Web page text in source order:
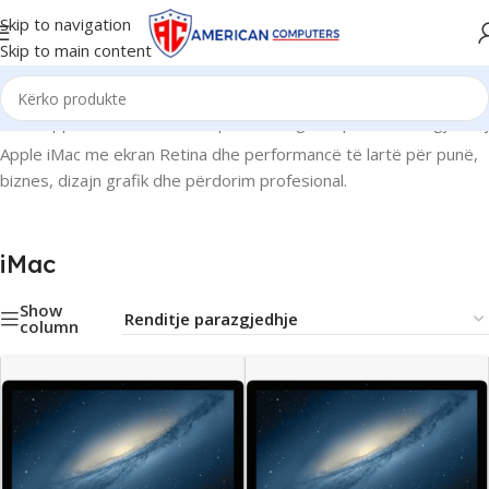
Skip to navigation
Skip to main content
Kreu/Apple/iMac
Po shfaqen 1–12 nga 22 përfundime gjithsej
Apple iMac me ekran Retina dhe performancë të lartë për punë,
biznes, dizajn grafik dhe përdorim profesional.
iMac
Show
column